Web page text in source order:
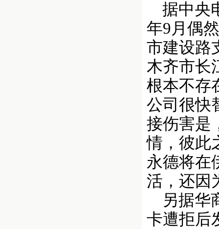
据中央
年9月偶
市建设路
木齐市长
根本不存
公司很快
接伤害是
情，彼此
永德将在
活，还因
另据华
卡遭拒后